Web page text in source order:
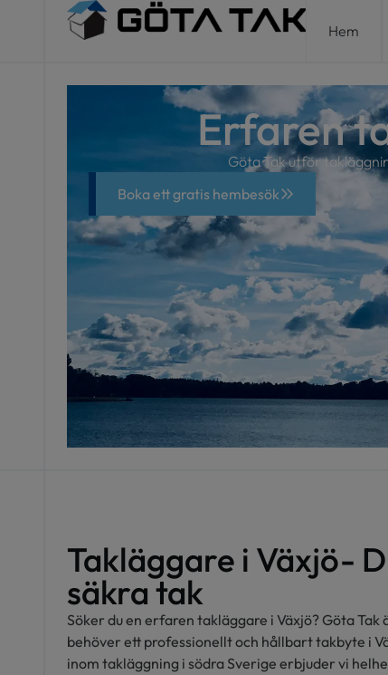
Hem
Erfaren
Göta Tak utför
Boka ett gratis hembesök
Takläggare i Växjö-
säkra tak
Söker du en erfaren takläggare i Växjö? Göta
behöver ett professionellt och hållbart takbyte i
inom takläggning i södra Sverige erbjuder vi